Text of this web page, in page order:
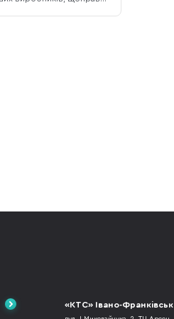
«КТС» Івано-Франківськ